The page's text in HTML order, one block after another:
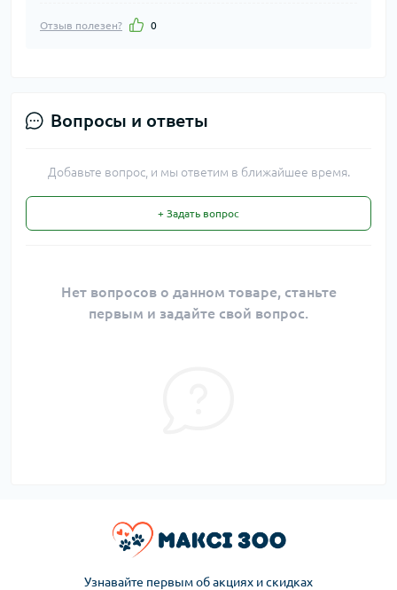
Отзыв полезен? 0
Вопросы и ответы
Добавьте вопрос, и мы ответим в ближайшее время.
+ Задать вопрос
Нет вопросов о данном товаре, станьте
первым и задайте свой вопрос.
Узнавайте первым об акциях и скидках